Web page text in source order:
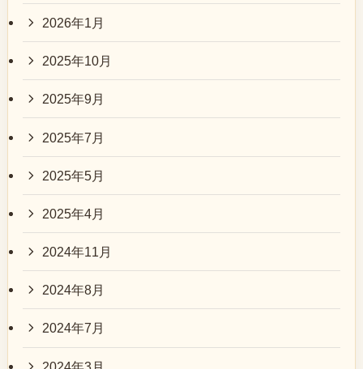
2026年1月
2025年10月
2025年9月
2025年7月
2025年5月
2025年4月
2024年11月
2024年8月
2024年7月